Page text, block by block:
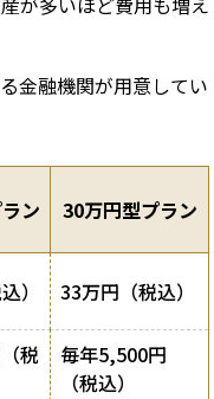
金融機関が用意してい
ン 30万円型プラン
） 33万円（税込）
税
毎年5,500円
（税込）